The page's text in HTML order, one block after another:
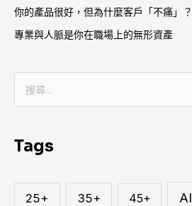
你的產品很好，但為什麼客戶「不痛」？
專業與人脈是你在職場上的無形資產
鍵
Tags
25+ 35+ 45+ AI